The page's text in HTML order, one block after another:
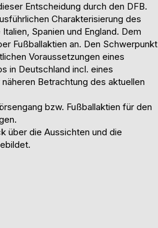
Entscheidung durch den DFB.
Charakterisierung des
Spanien und England. Dem
Fußballaktien an. Den Schwerpunkt
Voraussetzungen eines
in Deutschland incl. eines
Betrachtung des aktuellen
bzw. Fußballaktien für den
über die Aussichten und die